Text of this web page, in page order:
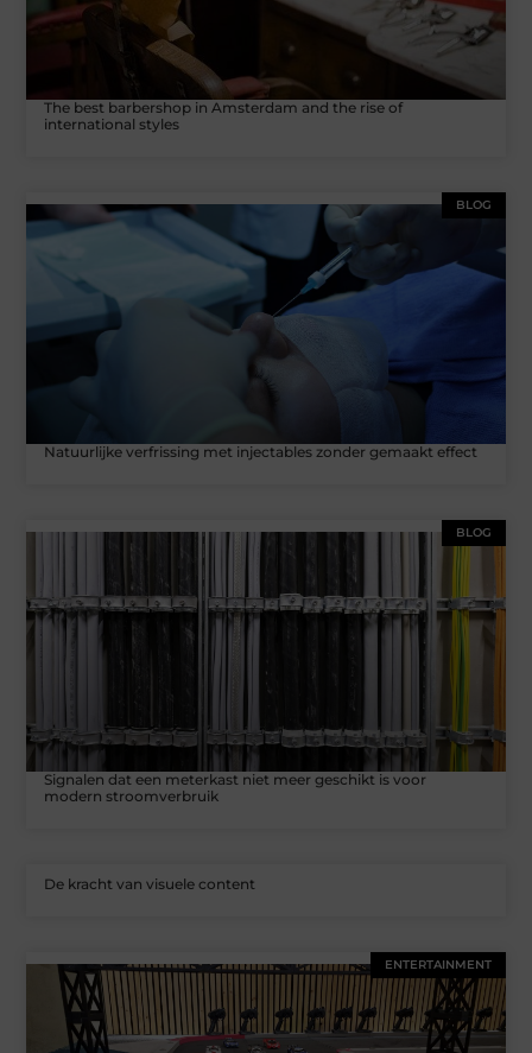
The best barbershop in Amsterdam and the rise of
international styles
BLOG
Natuurlijke verfrissing met injectables zonder gemaakt effect
BLOG
Signalen dat een meterkast niet meer geschikt is voor
modern stroomverbruik
De kracht van visuele content
ENTERTAINMENT